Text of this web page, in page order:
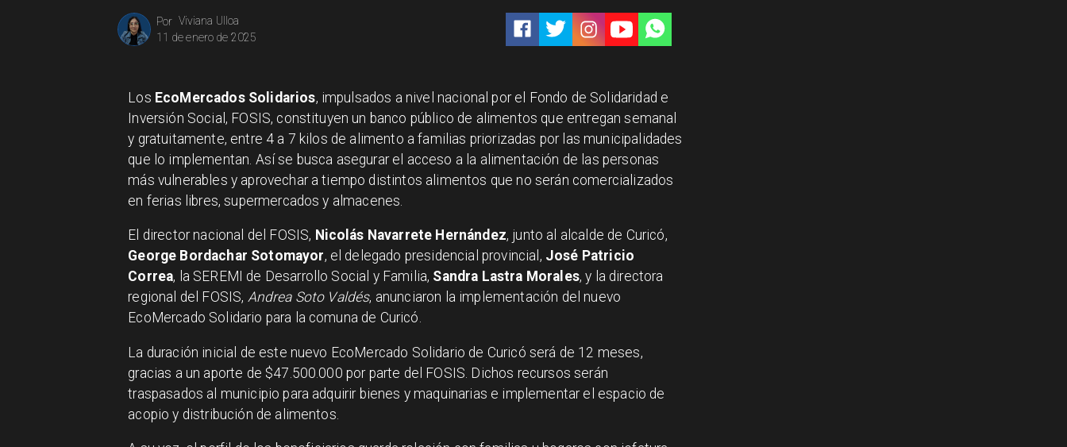
Viviana Ulloa
Por
11 de enero de 2025
Los EcoMercados Solidarios, impulsados a nivel nacional por el Fondo de Solidaridad e
Inversión Social, FOSIS, constituyen un banco público de alimentos que entregan semanal
y gratuitamente, entre 4 a 7 kilos de alimento a familias priorizadas por las municipalidades
que lo implementan. Así se busca asegurar el acceso a la alimentación de las personas
más vulnerables y aprovechar a tiempo distintos alimentos que no serán comercializados
en ferias libres, supermercados y almacenes.
El director nacional del FOSIS, Nicolás Navarrete Hernández, junto al alcalde de Curicó,
George Bordachar Sotomayor, el delegado presidencial provincial, José Patricio
Correa, la SEREMI de Desarrollo Social y Familia, Sandra Lastra Morales, y la directora
regional del FOSIS, Andrea Soto Valdés, anunciaron la implementación del nuevo
EcoMercado Solidario para la comuna de Curicó.
La duración inicial de este nuevo EcoMercado Solidario de Curicó será de 12 meses,
gracias a un aporte de $47.500.000 por parte del FOSIS. Dichos recursos serán
traspasados al municipio para adquirir bienes y maquinarias e implementar el espacio de
acopio y distribución de alimentos.